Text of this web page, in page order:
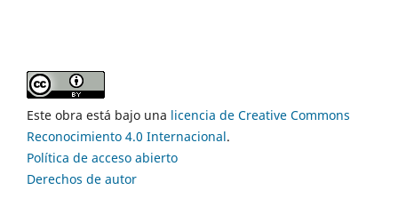
Este obra está bajo una licencia de Creative Commons
Reconocimiento 4.0 Internacional.
Política de acceso abierto
Derechos de autor